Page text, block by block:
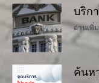
บริก
อ่านเพิ่
ค้นห